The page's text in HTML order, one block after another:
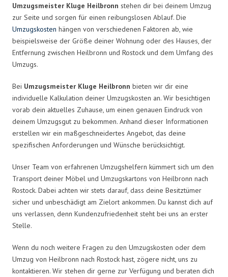
Umzugsmeister Kluge Heilbronn stehen dir bei deinem Umzug
zur Seite und sorgen für einen reibungslosen Ablauf. Die
Umzugskosten hängen von verschiedenen Faktoren ab, wie
beispielsweise der Größe deiner Wohnung oder des Hauses, der
Entfernung zwischen Heilbronn und Rostock und dem Umfang des
Umzugs.
Bei Umzugsmeister Kluge Heilbronn bieten wir dir eine
individuelle Kalkulation deiner Umzugskosten an. Wir besichtigen
vorab dein aktuelles Zuhause, um einen genauen Eindruck von
deinem Umzugsgut zu bekommen. Anhand dieser Informationen
erstellen wir ein maßgeschneidertes Angebot, das deine
spezifischen Anforderungen und Wünsche berücksichtigt.
Unser Team von erfahrenen Umzugshelfern kümmert sich um den
Transport deiner Möbel und Umzugskartons von Heilbronn nach
Rostock. Dabei achten wir stets darauf, dass deine Besitztümer
sicher und unbeschädigt am Zielort ankommen. Du kannst dich auf
uns verlassen, denn Kundenzufriedenheit steht bei uns an erster
Stelle.
Wenn du noch weitere Fragen zu den Umzugskosten oder dem
Umzug von Heilbronn nach Rostock hast, zögere nicht, uns zu
kontaktieren. Wir stehen dir gerne zur Verfügung und beraten dich